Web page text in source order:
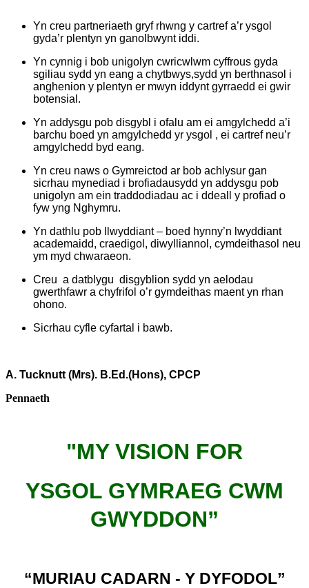
Yn creu partneriaeth gryf rhwng y cartref a’r ysgol
gyda’r plentyn yn ganolbwynt iddi.
Yn cynnig i bob unigolyn cwricwlwm cyffrous gyda
sgiliau sydd yn eang a chytbwys,sydd yn berthnasol i
anghenion y plentyn er mwyn iddynt gyrraedd ei gwir
botensial.
Yn addysgu pob disgybl i ofalu am ei amgylchedd a’i
barchu boed yn amgylchedd yr ysgol , ei cartref neu’r
amgylchedd byd eang.
Yn creu naws o Gymreictod ar bob achlysur gan
sicrhau mynediad i brofiadausydd yn addysgu pob
unigolyn am ein traddodiadau ac i ddeall y profiad o
fyw yng Nghymru.
Yn dathlu pob llwyddiant – boed hynny’n lwyddiant
academaidd, craedigol, diwylliannol, cymdeithasol neu
ym myd chwaraeon.
Creu a datblygu disgyblion sydd yn aelodau
gwerthfawr a chyfrifol o’r gymdeithas maent yn rhan
ohono.
Sicrhau cyfle cyfartal i bawb.
A. Tucknutt (Mrs). B.Ed.(Hons), CPCP
Pennaeth
"MY VISION FOR
YSGOL GYMRAEG CWM
GWYDDON”
“MURIAU CADARN - Y DYFODOL”